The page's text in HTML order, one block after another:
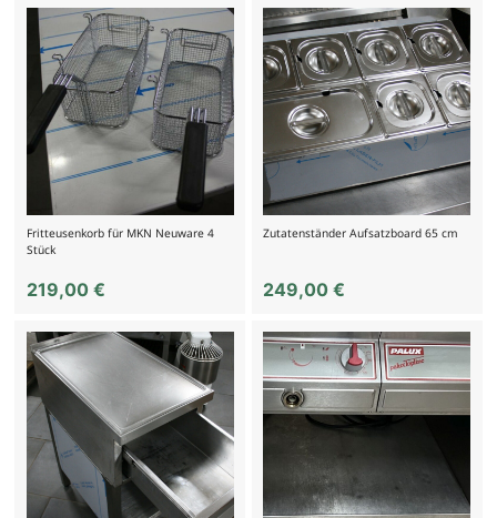
Fritteusenkorb für MKN Neuware 4
Stück
219,00 €
Zutatenständer Aufsatzboard 65 cm
249,00€